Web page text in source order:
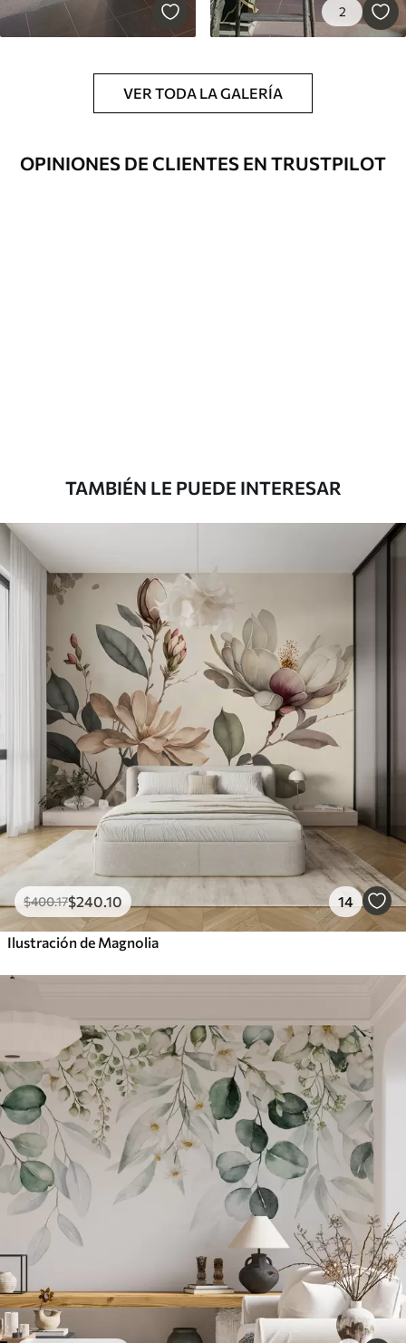
2
VER TODA LA GALERÍA
OPINIONES DE CLIENTES EN TRUSTPILOT
TAMBIÉN LE PUEDE INTERESAR
$400.17$240.10 14
Ilustración de Magnolia